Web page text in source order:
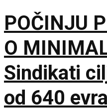
POČINJU
O
Sindikati
od 640